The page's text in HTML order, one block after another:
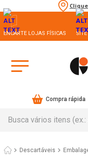
ENCARTE LOJAS FÍSICAS
Compra rápida
Descartáveis